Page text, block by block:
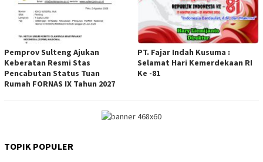
Pemprov Sulteng Ajukan
Keberatan Resmi Stas
Pencabutan Status Tuan
Rumah FORNAS IX Tahun 2027
PT. Fajar Indah Kusuma :
Selamat Hari Kemerdekaan RI
Ke -81
TOPIK POPULER